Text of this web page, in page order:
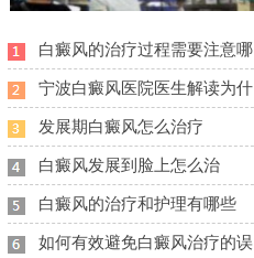
白癜风的治疗过程需要注意哪
宁波白癜风医院医生解读为什
发展期白癜风怎么治疗
白癜风发展到脸上怎么治
白癜风的治疗和护理有哪些
如何有效避免白癜风治疗的误